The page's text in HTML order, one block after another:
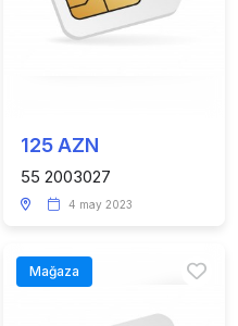
125 AZN
55 2003027
4 may 2023
Mağaza